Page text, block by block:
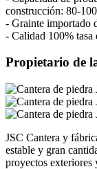
construcción: 80-
- Grainte importado
- Calidad 100% tasa
Propietario de
JSC Cantera y
estable y gran
proyectos exteriores